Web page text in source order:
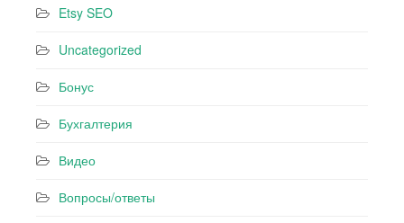
Etsy SEO
Uncategorized
Бонус
Бухгалтерия
Видео
Вопросы/ответы